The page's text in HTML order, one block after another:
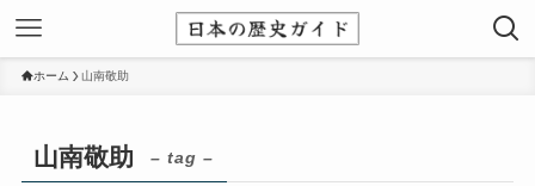
ホーム 山南敬助
山南敬助 – tag –